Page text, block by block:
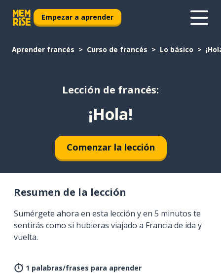
Empezar a aprender
Aprender francés Curso de francés Lo básico
Lección de francés:
¡Hola!
Comenzar la lección
Resumen de la lección
Sumérgete ahora en esta lección y en 5 minutos te
sentirás como si hubieras viajado a Francia de ida y
vuelta.
1 palabras/frases para aprender